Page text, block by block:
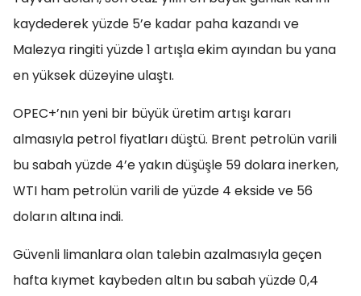
kaydederek yüzde 5’e kadar paha kazandı ve
Malezya ringiti yüzde 1 artışla ekim ayından bu yana
en yüksek düzeyine ulaştı.
OPEC+’nın yeni bir büyük üretim artışı kararı
almasıyla petrol fiyatları düştü. Brent petrolün varili
bu sabah yüzde 4’e yakın düşüşle 59 dolara inerken,
WTI ham petrolün varili de yüzde 4 ekside ve 56
doların altına indi.
Güvenli limanlara olan talebin azalmasıyla geçen
hafta kıymet kaybeden altın bu sabah yüzde 0,4